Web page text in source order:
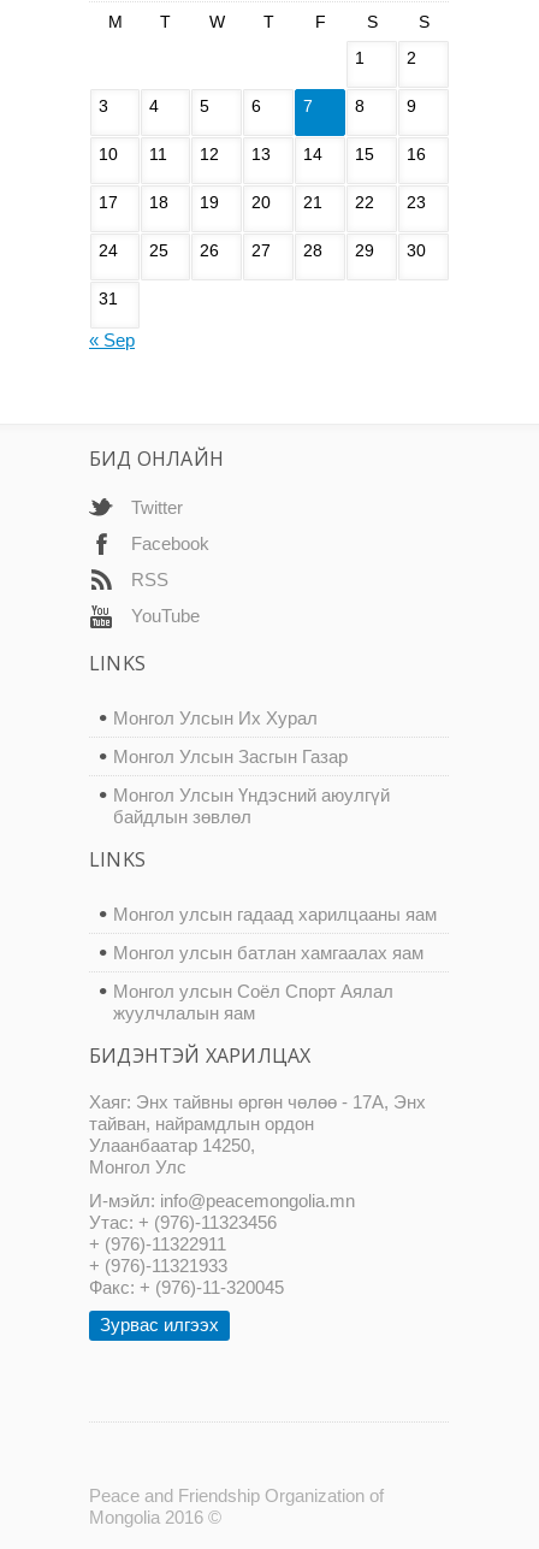
M T W T F S
S
1
2
3 4 5 6 7 8 9
10 11 12 13 14 15 16
17 18 19 20 21 22 23
24 25 26 27 28 29 30
31
« Sep
БИД ОНЛАЙН
Twitter
Facebook
RSS
YouTube
LINKS
Монгол Улсын Их Хурал
Монгол Улсын Засгын Газар
Монгол Улсын Үндэсний аюулгүй
байдлын зөвлөл
LINKS
Монгол улсын гадаад харилцааны яам
Монгол улсын батлан хамгаалах яам
Монгол улсын Соёл Спорт Аялал
жуулчлалын яам
БИДЭНТЭЙ ХАРИЛЦАХ
Хаяг: Энх тайвны өргөн чөлөө - 17А, Энх
тайван, найрамдлын ордон
Улаанбаатар 14250,
Монгол Улс
И-мэйл: info@peacemongolia.mn
Утас: + (976)-11323456
+ (976)-11322911
+ (976)-11321933
Факс: + (976)-11-320045
Зурвас илгээх
Peace and Friendship Organization of
Mongolia 2016 ©